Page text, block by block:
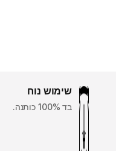
שימוש נוח
בד 100% כותנה.